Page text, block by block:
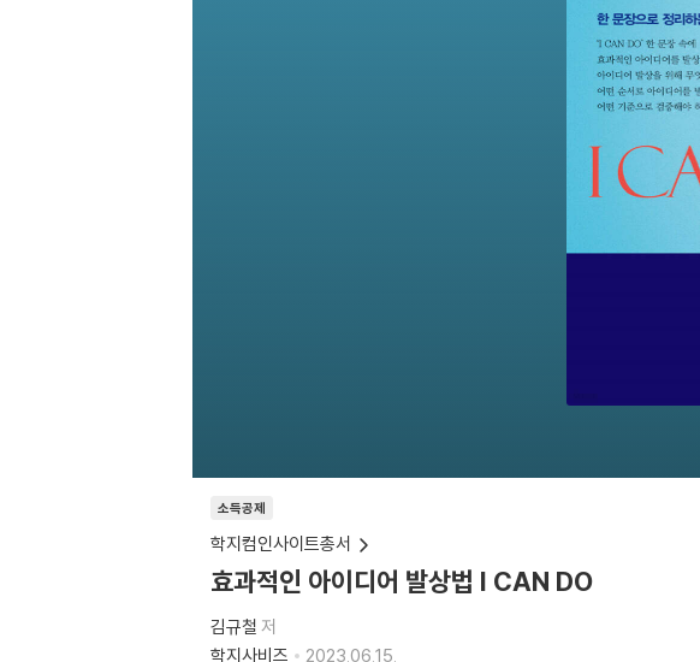
소득공제
학지컴인사이트총서
효과적인 아이디어 발상법 I CAN DO
김규철 저
학지사비즈
2023.06.15.